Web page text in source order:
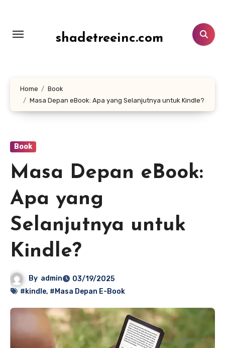
konten
shadetreeinc.com
Home
Book
Masa Depan eBook: Apa yang Selanjutnya untuk Kindle?
Book
Masa Depan eBook:
Apa yang
Selanjutnya untuk
Kindle?
By admin
03/19/2025
#kindle, #Masa Depan E-Book